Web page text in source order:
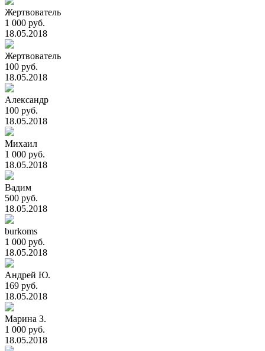
Жертвователь
1 000 руб.
18.05.2018
Жертвователь
100 руб.
18.05.2018
Александр
100 руб.
18.05.2018
Михаил
1 000 руб.
18.05.2018
Вадим
500 руб.
18.05.2018
burkoms
1 000 руб.
18.05.2018
Андрей Ю.
169 руб.
18.05.2018
Марина З.
1 000 руб.
18.05.2018